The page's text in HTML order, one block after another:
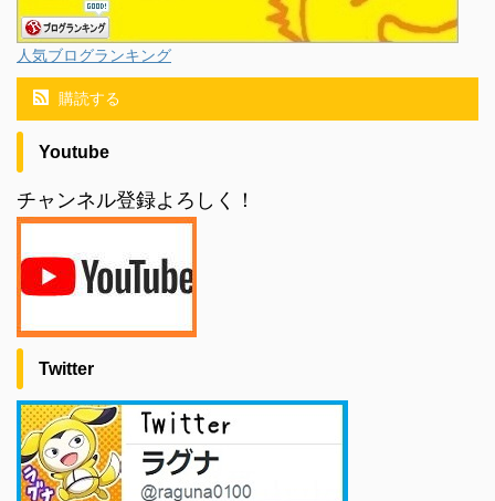
人気ブログランキング
購読する
Youtube
チャンネル登録よろしく！
Twitter